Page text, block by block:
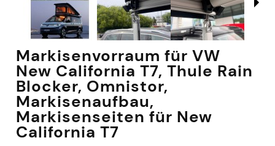
Markisenvorraum für VW
New California T7, Thule Rain
Blocker, Omnistor,
Markisenaufbau,
Markisenseiten für New
California T7